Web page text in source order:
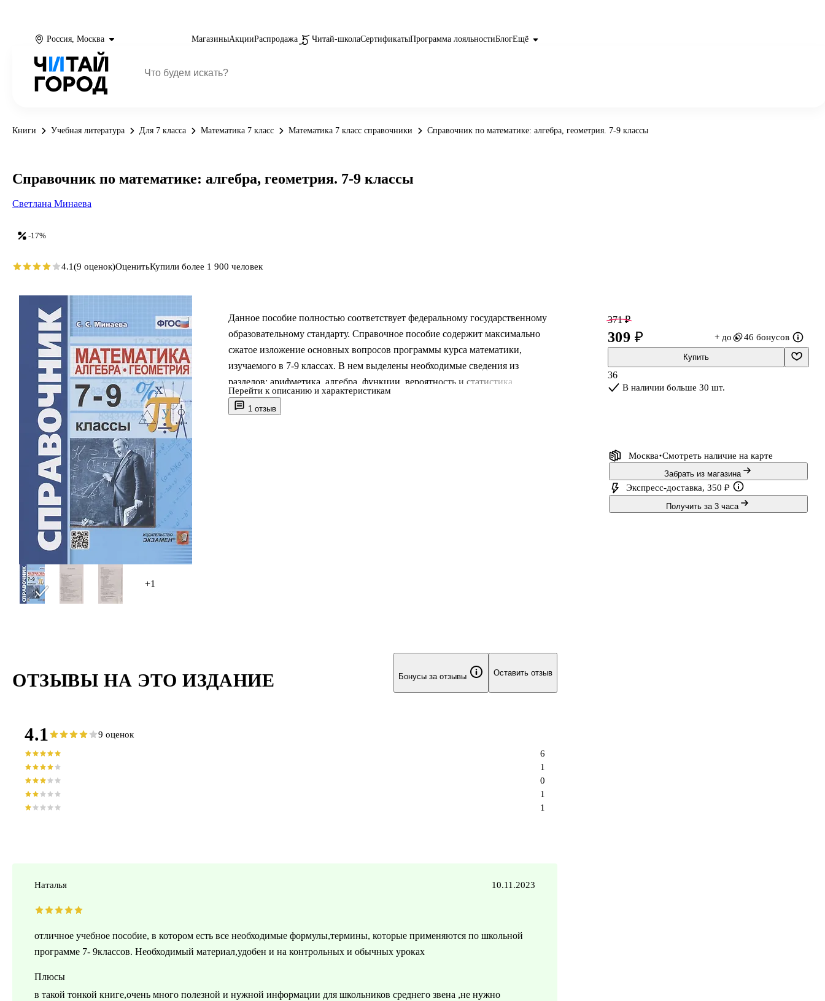
Россия, Москва МагазиныАкцииРаспродажа Читай-школаСертификатыПрограмма лояльностиБлогЕщё
Книги Учебная литература Для 7 класса Математика 7 класс Математика 7 класс справочники Справочник по математике: алгебра, геометрия. 7-9 классы
+1
1 отзыв
Данное пособие полностью соответствует федеральному государственному
образовательному стандарту. Справочное пособие содержит максимально
сжатое изложение основных вопросов программы курса математики,
изучаемого в 7-9 классах. В нем выделены необходимые сведения из
разделов: арифметика, алгебра, функции, вероятность и статистика,
геометрия. В разделе "Дополнения" представлены часто встречающиеся
справочные сведения, математические обозначения, а также имена ученых,
Перейти к описанию и характеристикам
-17%
Справочник по математике: алгебра, геометрия. 7-9 классы
Светлана Минаева
4.1(9 оценок)ОценитьКупили более 1 900 человек
371 ₽
309 ₽ + до 46 бонусов
Купить
36
В наличии больше 30 шт.
Москва Смотреть наличие на карте
Забрать из магазина
Экспресс-доставка, 350 ₽
Получить за 3 часа
ОТЗЫВЫ НА ЭТО ИЗДАНИЕ Бонусы за отзывы Оставить отзыв
4.1 9 оценок
1
1
0
1
6
Наталья 10.11.2023
отличное учебное пособие, в котором есть все необходимые формулы,термины, которые применяются по школьной
программе 7- 9классов. Необходимый материал,удобен и на контрольных и обычных уроках
Плюсы
в такой тонкой книге,очень много полезной и нужной информации для школьников среднего звена ,не нужно